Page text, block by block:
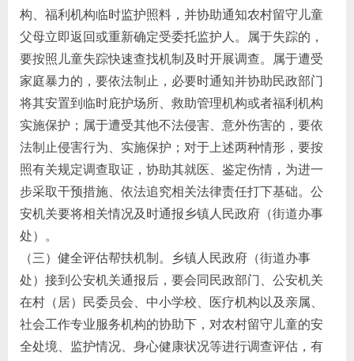
构、福利机构临时监护照料，并协助通知农村留守儿童
父母立即返回或重新确定受委托监护人。属于失踪的，
要按照儿童失踪快速查找机制及时开展调查。属于遭受
家庭暴力的，要依法制止，必要时通知并协助民政部门
将其安置到临时庇护场所、救助管理机构或者福利机构
实施保护；属于遭受其他不法侵害、意外伤害的，要依
法制止侵害行为、实施保护；对于上述两种情形，要按
照有关规定调查取证，协助其就医、鉴定伤情，为进一
步采取干预措施、依法追究相关法律责任打下基础。公
安机关要将相关情况及时通报乡镇人民政府（街道办事
处）。
（三）健全评估帮扶机制。乡镇人民政府（街道办事
处）接到公安机关通报后，要会同民政部门、公安机关
在村（居）民委员会、中小学校、医疗机构以及亲属、
社会工作专业服务机构的协助下，对农村留守儿童的安
全处境、监护情况、身心健康状况等进行调查评估，有